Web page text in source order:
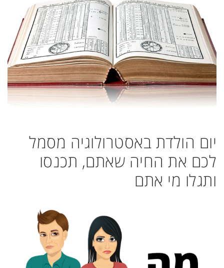
יום הולדת באסטרולוגיה מסמל
לכם את החיה שאתם, תכנסו
ותגלו מי אתם